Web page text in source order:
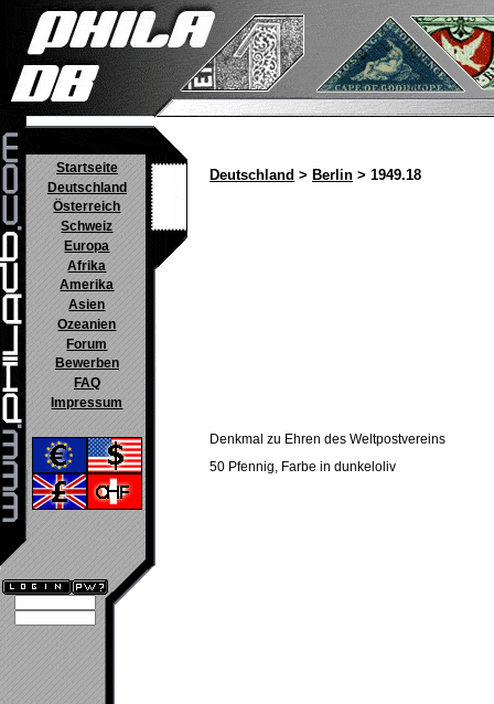
Startseite
Deutschland
Österreich
Schweiz
Europa
Afrika
Amerika
Asien
Ozeanien
Forum
Bewerben
FAQ
Impressum
Deutschland > Berlin > 1949.18
Denkmal zu Ehren des Weltpostvereins
50 Pfennig, Farbe in dunkeloliv